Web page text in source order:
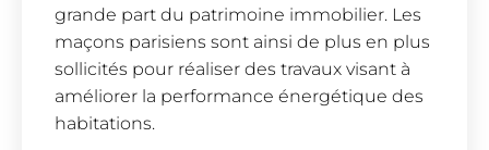
grande part du patrimoine immobilier. Les
maçons parisiens sont ainsi de plus en plus
sollicités pour réaliser des travaux visant à
améliorer la performance énergétique des
habitations.